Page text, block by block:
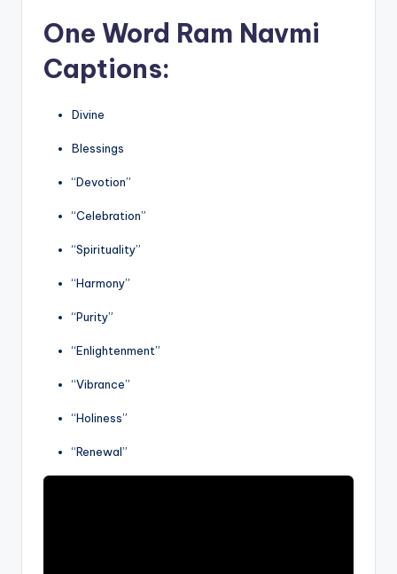
One Word Ram Navmi
Captions:
Divine
Blessings
“Devotion”
“Celebration”
“Spirituality”
“Harmony”
“Purity”
“Enlightenment”
“Vibrance”
“Holiness”
“Renewal”